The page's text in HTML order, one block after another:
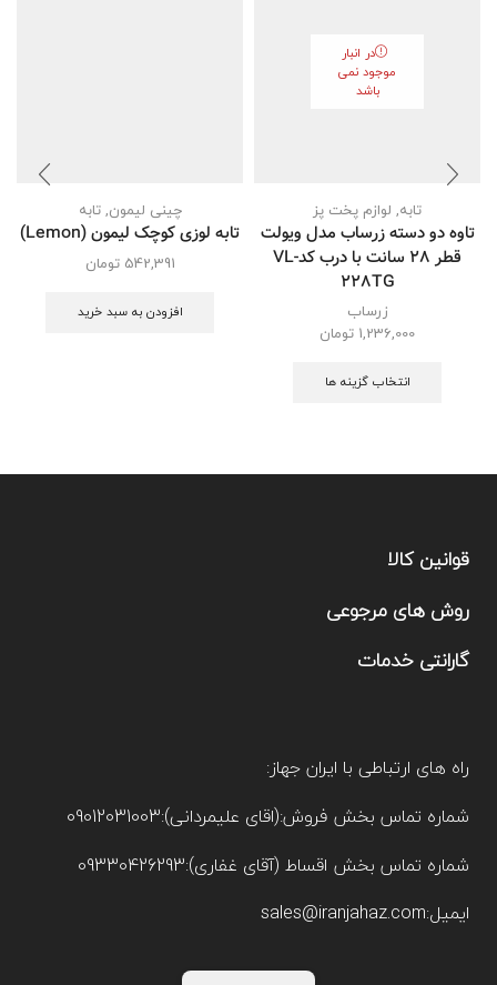
در انبار
موجود نمی
باشد
تابه, لوازم پخت پز
تاوه دو دسته زرساب مدل ویولت
قطر 28 سانت با درب کدVL-
228TG
زرساب
1,236,000 تومان
انتخاب گزینه ها
چینی لیمون,تابه
تابه لوزی کوچک لیمون (Lemon)
542,391 تومان
افزودن به سبد خرید
قوانین کالا
روش های مرجوعی
گارانتی خدمات
راه های ارتباطی با ایران جهاز:
شماره تماس بخش فروش:(اقای علیمردانی):09012031003
شماره تماس بخش اقساط (آقای غفاری):09330426293
ایمیل:sales@iranjahaz.com